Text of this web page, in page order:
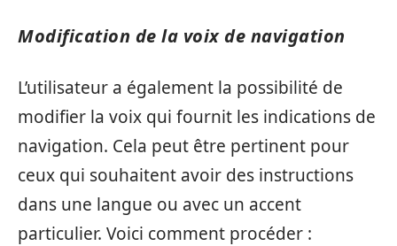
Modification de la voix de navigation
L’utilisateur a également la possibilité de
modifier la voix qui fournit les indications de
navigation. Cela peut être pertinent pour
ceux qui souhaitent avoir des instructions
dans une langue ou avec un accent
particulier. Voici comment procéder :